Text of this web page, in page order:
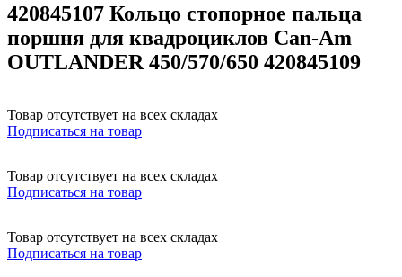
420845107 Кольцо стопорное пальца
поршня для квадроциклов Can-Am
OUTLANDER 450/570/650 420845109
Товар отсутствует на всех складах
Подписаться на товар
Товар отсутствует на всех складах
Подписаться на товар
Товар отсутствует на всех складах
Подписаться на товар